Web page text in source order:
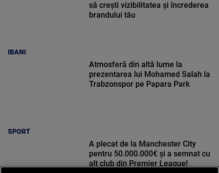
IBANI
să crești vizibilitatea și încrederea
brandului tău
SPORT
Atmosferă din altă lume la
prezentarea lui Mohamed Salah la
Trabzonspor pe Papara Park
A plecat de la Manchester City
pentru 50.000.000€ și a semnat cu
alt club din Premier League!